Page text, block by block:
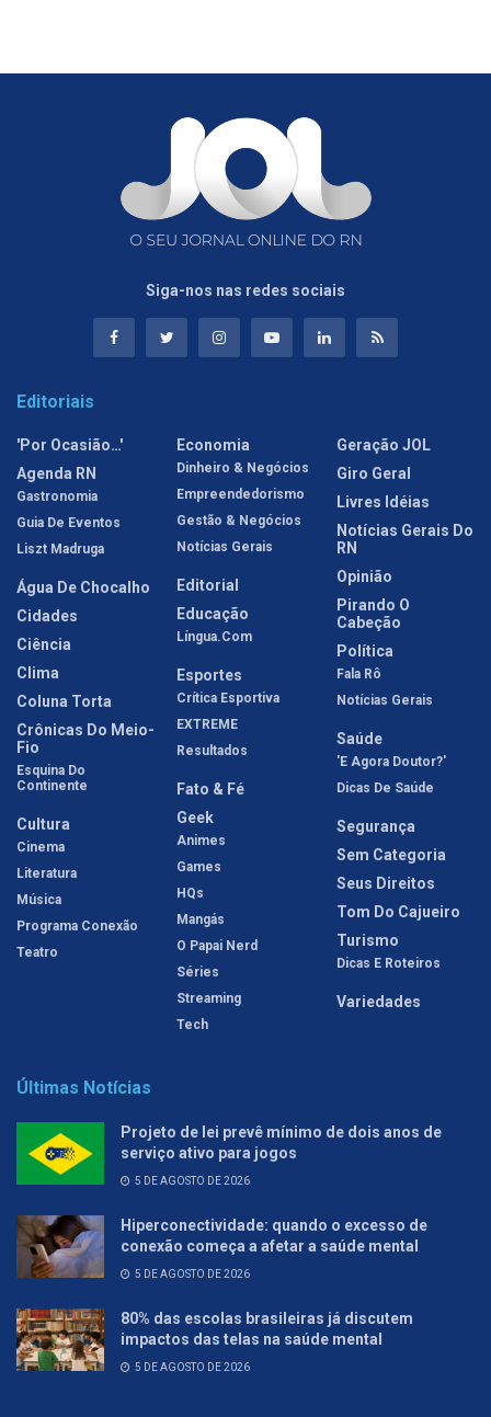
Siga-nos nas redes sociais
Editoriais
'Por Ocasião…'
Agenda RN
Gastronomia
Guia De Eventos
Liszt Madruga
Água De Chocalho
Cidades
Ciência
Clima
Coluna Torta
Crônicas Do Meio-
Fio
Esquina Do
Continente
Cultura
Cinema
Literatura
Música
Programa Conexão
Teatro
Economia
Dinheiro & Negócios
Empreendedorismo
Gestão & Negócios
Notícias Gerais
Editorial
Educação
Língua.com
Esportes
Crítica Esportiva
EXTREME
Resultados
Fato & Fé
Geek
Animes
Games
HQs
Mangás
O Papai Nerd
Séries
Streaming
Tech
Geração JOL
Giro Geral
Livres Idéias
Notícias Gerais Do
RN
Opinião
Pirando O
Cabeção
Política
Fala Rô
Notícias Gerais
Saúde
'E Agora Doutor?'
Dicas De Saúde
Segurança
Sem Categoria
Seus Direitos
Tom Do Cajueiro
Turismo
Dicas E Roteiros
Variedades
Últimas Notícias
Projeto de lei prevê mínimo de dois anos de
serviço ativo para jogos
5 DE AGOSTO DE 2026
Hiperconectividade: quando o excesso de
conexão começa a afetar a saúde mental
5 DE AGOSTO DE 2026
80% das escolas brasileiras já discutem
impactos das telas na saúde mental
5 DE AGOSTO DE 2026